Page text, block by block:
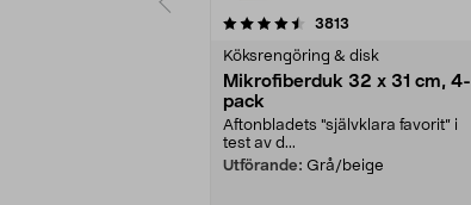
3813
Köksrengöring & disk
Mikrofiberduk 32 x 31 cm, 4-
pack
Aftonbladets "självklara favorit” i
test av d...
Utförande: Grå/beige
4.0av 5 stjärnor